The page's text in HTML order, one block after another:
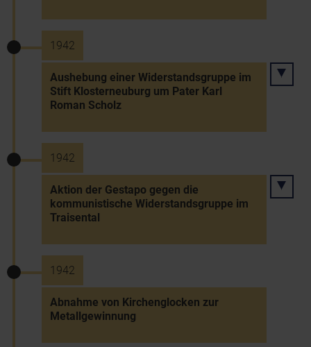
1942
Aushebung einer Widerstandsgruppe im
Stift Klosterneuburg um Pater Karl
Roman Scholz
1942
Aktion der Gestapo gegen die
kommunistische Widerstandsgruppe im
Traisental
1942
Abnahme von Kirchenglocken zur
Metallgewinnung